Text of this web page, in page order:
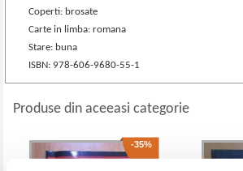
Coperti: brosate
Carte in limba: romana
Stare: buna
ISBN: 978-606-9680-55-1
Produse din aceeasi categorie
-35%